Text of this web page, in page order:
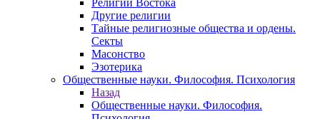
Религии Востока
Другие религии
Тайные религиозные общества и ордены.
Секты
Масонство
Эзотерика
Общественные науки. Философия. Психология
Назад
Общественные науки. Философия.